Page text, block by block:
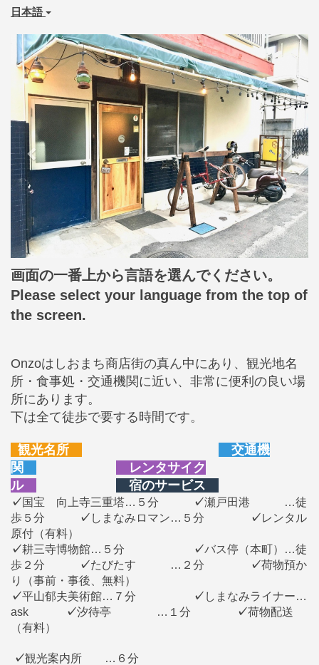
日本語
Previous Next
画面の一番上から言語を選んでください。
Please select your language from the top of
the screen.
Onzoはしおまち商店街の真ん中にあり、観光地名
所・食事処・交通機関に近い、非常に便利の良い場
所にあります。
下は全て徒歩で要する時間です。
観光名所
交通機
関
レンタサイク
ル
宿のサービス
✓国宝 向上寺三重塔…５分 ✓瀬戸田港 …徒
歩５分
✓ しまなみロマン…５分 ✓レンタル
原付（有料）
✓耕三寺博物館…５分 ✓バス停（本町）…徒
歩２分
✓たびたす …２分 ✓荷物預か
り（事前・事後、無料）
✓平山郁夫美術館…７分 ✓ しまなみライナー…
ask
✓汐待亭 …１分 ✓荷物配送
（有料）
✓観光案内所 …６分